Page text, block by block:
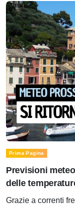
Prima Pagina
Previsioni
delle
Grazie a correnti